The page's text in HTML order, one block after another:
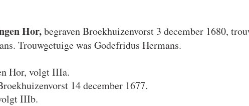
Hor,begraven Broekhuizenvorst 3 december 1680,
Trouwgetuige was Godefridus Hermans.
Hor, volgt IIIa.
14 december 1677.
IIIb.